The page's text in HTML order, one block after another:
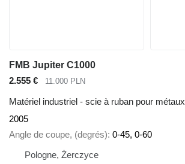
FMB Jupiter C1000
2.555 €
11.000 PLN
Matériel industriel - scie à ruban pour métaux
2005
Angle de coupe, (degrés) 0-45, 0-60
Pologne, Żerczyce